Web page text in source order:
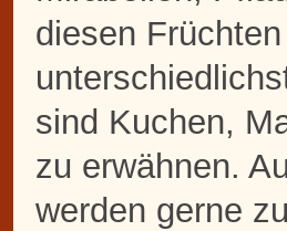
diesen
sind Kuchen,
zu erwähnen.
werden gerne